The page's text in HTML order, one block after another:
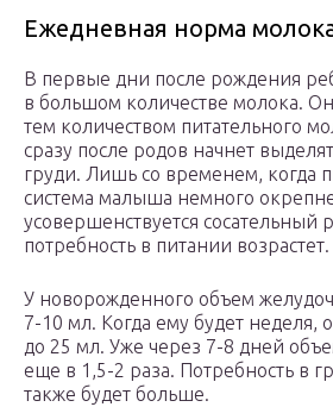
Ежедневная норма
В первые дни после рождения
в большом количестве молока. Он
тем количеством питательного
сразу после родов начнет
груди. Лишь со временем, когда
система малыша немного
усовершенствуется сосательный
потребность в питании возрастет.
У новорожденного объем
7-10 мл. Когда ему будет неделя,
до 25 мл. Уже через 7-8 дней
еще в 1,5-2 раза. Потребность в
также будет больше.